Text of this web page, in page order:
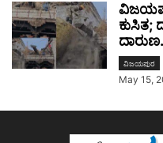
ಕುಸಿತ;
ವಿಜಯಪುರ
May 15,